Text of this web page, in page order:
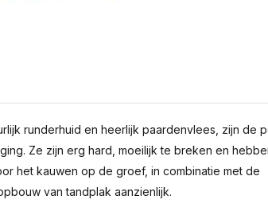
runderhuid en heerlijk paardenvlees, zijn de
Ze zijn erg hard, moeilijk te breken en
het kauwen op de groef, in combinatie met de
van tandplak aanzienlijk.